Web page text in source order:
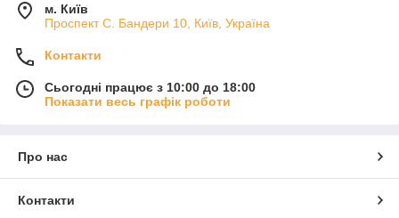
м. Київ
Проспект С. Бандери 10, Київ, Україна
Контакти
Сьогодні працює з 10:00 до 18:00
Показати весь графік роботи
Про нас
Контакти